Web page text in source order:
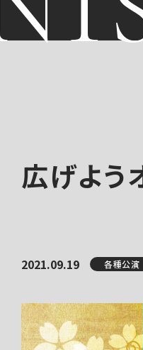
広げよう
2021.09.19 各種公演